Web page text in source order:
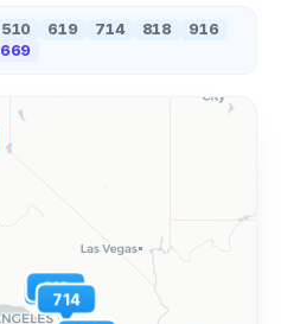
510 619 714 818
916
669
213
310714
818